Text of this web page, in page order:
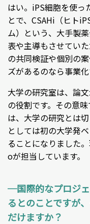
はい。iPS細胞を使っ
とで、CSAHi（ヒト
ム）という、大手製
表や主導もさせてい
の共同検証や個別の
ズがあるのなら事業
大学の研究室は、論
の役割です。その意
は、大学の研究とは
としては初の大学発
ることになりました
oが担当しています。
─国際的なプロジ
るとのことですが
だけますか？